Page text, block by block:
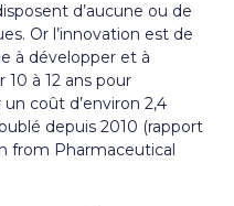
d’aucune ou de
Or l’innovation est de
à développer et à
à 12 ans pour
coût d’environ 2,4
depuis 2010 (rapport
from Pharmaceutical